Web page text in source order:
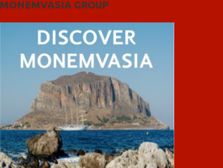
MONEMVASIA GROUP